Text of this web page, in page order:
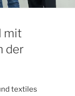
mit
der
textiles